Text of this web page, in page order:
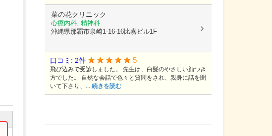
菜の花クリニック
心療内科, 精神科
沖縄県那覇市泉崎1-16-16比嘉ビル1F
口コミ: 2件 5
飛び込みで受診しました。 先生は、白髪のやさしい顔つき
方でした。 自然な会話で色々と質問をされ、親身に話を聞
いて下さり、... 続きを読む